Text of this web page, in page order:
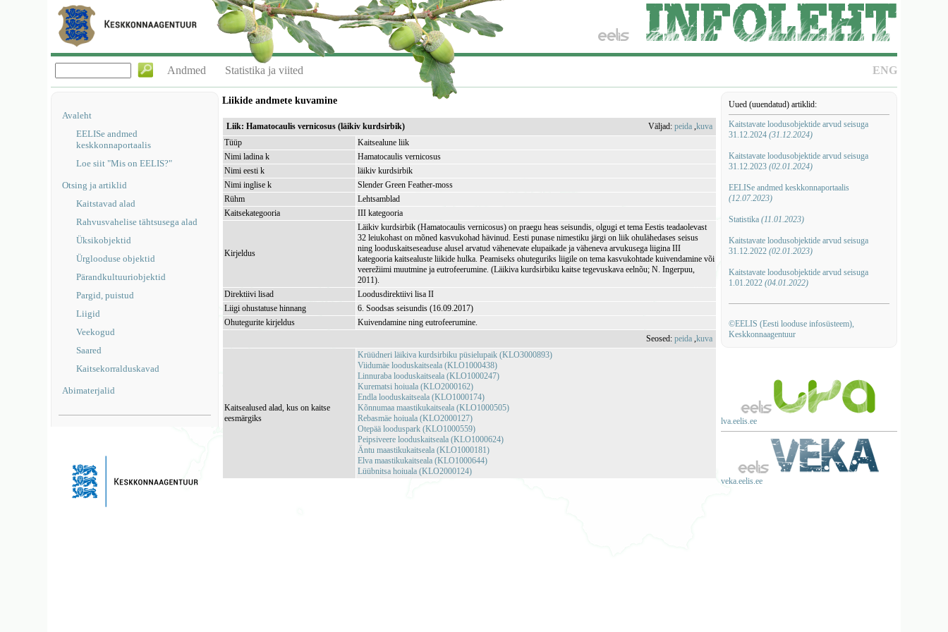
ENG
Andmed Statistika ja viited
Avaleht
EELISe andmed
keskkonnaportaalis
Loe siit "Mis on EELIS?"
Otsing ja artiklid
Kaitstavad alad
Rahvusvahelise tähtsusega alad
Üksikobjektid
Ürglooduse objektid
Pärandkultuuriobjektid
Pargid, puistud
Liigid
Veekogud
Saared
Kaitsekorralduskavad
Abimaterjalid
Uued (uuendatud) artiklid:
Kaitstavate loodusobjektide arvud seisuga
31.12.2024 (31.12.2024)
Kaitstavate loodusobjektide arvud seisuga
31.12.2023 (02.01.2024)
EELISe andmed keskkonnaportaalis
(12.07.2023)
Statistika (11.01.2023)
Kaitstavate loodusobjektide arvud seisuga
31.12.2022 (02.01.2023)
Kaitstavate loodusobjektide arvud seisuga
1.01.2022 (04.01.2022)
©EELIS (Eesti looduse infosüsteem),
Keskkonnaagentuur
lva.eelis.ee
veka.eelis.ee
Liikide andmete kuvamine
Liik: Hamatocaulis vernicosus (läikiv kurdsirbik) Väljad:peida ,kuva
Tüüp
Kaitsealune liik
Nimi ladina k
Hamatocaulis vernicosus
Nimi eesti k
läikiv kurdsirbik
Nimi inglise k
Slender Green Feather-moss
Rühm
Lehtsamblad
Kaitsekategooria
III kategooria
Kirjeldus
Läikiv kurdsirbik (Hamatocaulis vernicosus) on praegu heas seisundis, olgugi et tema Eestis teadaolevast
32 leiukohast on mõned kasvukohad hävinud. Eesti punase nimestiku järgi on liik ohulähedases seisus
ning looduskaitseseaduse alusel arvatud vähenevate elupaikade ja väheneva arvukusega liigina III
kategooria kaitsealuste liikide hulka. Peamiseks ohuteguriks liigile on tema kasvukohtade kuivendamine või
veerežiimi muutmine ja eutrofeerumine. (Läikiva kurdsirbiku kaitse tegevuskava eelnõu; N. Ingerpuu,
2011).
Direktiivi lisad
Loodusdirektiivi lisa II
Liigi ohustatuse hinnang
6. Soodsas seisundis (16.09.2017)
Ohutegurite kirjeldus
Kuivendamine ning eutrofeerumine.
Seosed:peida ,kuva
Kaitsealused alad, kus on kaitse
eesmärgiks
Krüüdneri läikiva kurdsirbiku püsielupaik (KLO3000893)
Viidumäe looduskaitseala (KLO1000438)
Linnuraba looduskaitseala (KLO1000247)
Kurematsi hoiuala (KLO2000162)
Endla looduskaitseala (KLO1000174)
Kõnnumaa maastikukaitseala (KLO1000505)
Rebasmäe hoiuala (KLO2000127)
Otepää looduspark (KLO1000559)
Peipsiveere looduskaitseala (KLO1000624)
Äntu maastikukaitseala (KLO1000181)
Elva maastikukaitseala (KLO1000644)
Lüübnitsa hoiuala (KLO2000124)